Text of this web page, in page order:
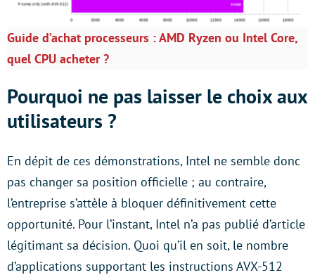
Guide d’achat processeurs : AMD Ryzen ou Intel Core,
quel CPU acheter ?
Pourquoi ne pas laisser le choix aux
utilisateurs ?
En dépit de ces démonstrations, Intel ne semble donc
pas changer sa position officielle ; au contraire,
l’entreprise s’attèle à bloquer définitivement cette
opportunité. Pour l’instant, Intel n’a pas publié d’article
légitimant sa décision. Quoi qu’il en soit, le nombre
d’applications supportant les instructions AVX-512